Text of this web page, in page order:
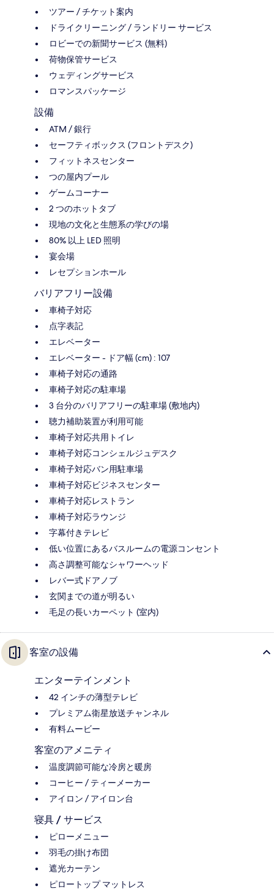
ツアー / チケット案内
ドライクリーニング / ランドリー サービス
ロビーでの新聞サービス (無料)
荷物保管サービス
ウェディングサービス
ロマンスパッケージ
設備
ATM / 銀行
セーフティボックス (フロントデスク)
フィットネスセンター
つの屋内プール
ゲームコーナー
2 つのホットタブ
現地の文化と生態系の学びの場
80% 以上 LED 照明
宴会場
レセプションホール
バリアフリー設備
車椅子対応
点字表記
エレベーター
エレベーター - ドア幅 (cm) : 107
車椅子対応の通路
車椅子対応の駐車場
3 台分のバリアフリーの駐車場 (敷地内)
聴力補助装置が利用可能
車椅子対応共用トイレ
車椅子対応コンシェルジュデスク
車椅子対応バン用駐車場
車椅子対応ビジネスセンター
車椅子対応レストラン
車椅子対応ラウンジ
字幕付きテレビ
低い位置にあるバスルームの電源コンセント
高さ調整可能なシャワーヘッド
レバー式ドアノブ
玄関までの道が明るい
毛足の長いカーペット (室内)
客室の設備
エンターテインメント
42 インチの薄型テレビ
プレミアム衛星放送チャンネル
有料ムービー
客室のアメニティ
温度調節可能な冷房と暖房
コーヒー / ティーメーカー
アイロン / アイロン台
寝具 / サービス
ピローメニュー
羽毛の掛け布団
遮光カーテン
ピロートップ マットレス